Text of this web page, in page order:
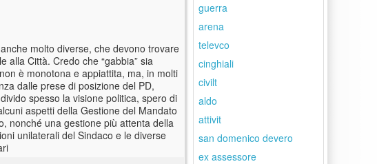
molto diverse, che devono trovare
alla Città. Credo che “gabbia” sia
è monotona e appiattita, ma, in molti
dalle prese di posizione del PD,
spesso la visione politica, spero di
aspetti della Gestione del Mandato
nonché una gestione più attenta della
unilaterali del Sindaco e le diverse
guerra
arena
televco
cinghiali
civilt
aldo
attivit
san domenico devero
ex assessore